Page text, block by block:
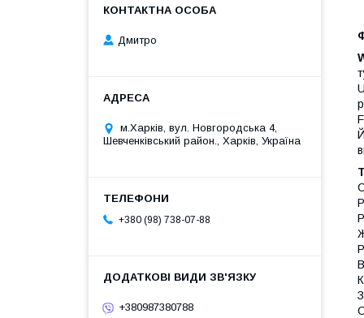
Дмитро
м.Харків, вул. Новгородська 4,
Шевченківський район., Харків, Україна
+380 (98) 738-07-88
+380987380788